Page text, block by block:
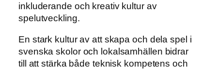
inkluderande och kreativ kultur av
spelutveckling.
En stark kultur av att skapa och dela spel i
svenska skolor och lokalsamhällen bidrar
till att stärka både teknisk kompetens och